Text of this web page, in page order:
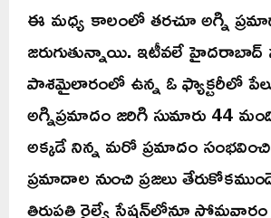
ఈ మధ్య కాలంలో తరచూ అగ్ని
జరుగుతున్నాయి. ఇటీవలే
పాశమైలారంలో ఉన్న ఓ ఫ్యాక్టరీలో
అగ్నిప్రమాదం జరిగి సుమారు 44
అక్కడే నిన్న మరో ప్రమాదం
ప్రమాదాల నుంచి ప్రజలు
తిరుపతి రైల్వే స్టేషన్‌లోనూ